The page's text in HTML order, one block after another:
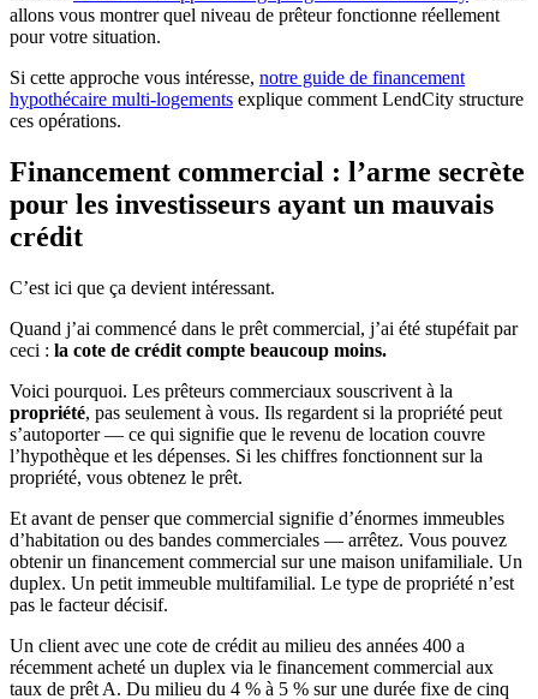
allons vous montrer quel niveau de prêteur fonctionne réellement
pour votre situation.
Si cette approche vous intéresse, notre guide de financement
hypothécaire multi-logements explique comment LendCity structure
ces opérations.
Financement commercial : l’arme secrète
pour les investisseurs ayant un mauvais
crédit
C’est ici que ça devient intéressant.
Quand j’ai commencé dans le prêt commercial, j’ai été stupéfait par
ceci : la cote de crédit compte beaucoup moins.
Voici pourquoi. Les prêteurs commerciaux souscrivent à la
propriété, pas seulement à vous. Ils regardent si la propriété peut
s’autoporter — ce qui signifie que le revenu de location couvre
l’hypothèque et les dépenses. Si les chiffres fonctionnent sur la
propriété, vous obtenez le prêt.
Et avant de penser que commercial signifie d’énormes immeubles
d’habitation ou des bandes commerciales — arrêtez. Vous pouvez
obtenir un financement commercial sur une maison unifamiliale. Un
duplex. Un petit immeuble multifamilial. Le type de propriété n’est
pas le facteur décisif.
Un client avec une cote de crédit au milieu des années 400 a
récemment acheté un duplex via le financement commercial aux
taux de prêt A. Du milieu du 4 % à 5 % sur une durée fixe de cinq